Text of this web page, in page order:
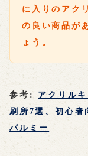
に入りのアク
の良い商品が
ょう。
参考: アクリル
刷所7選、初心者
パルミー